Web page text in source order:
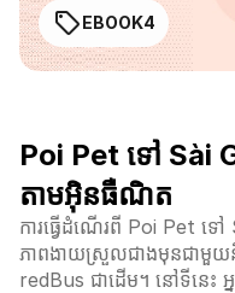
EBOOK4
Poi Pet ទៅ Sài
តាមអ៊ិនធឺណិត
ការធ្វើដំណើរពី Poi Pet ទ
ភាពងាយស្រួលជាងមុនជាមួ
redBus ជាដើម។ នៅទីនេះ